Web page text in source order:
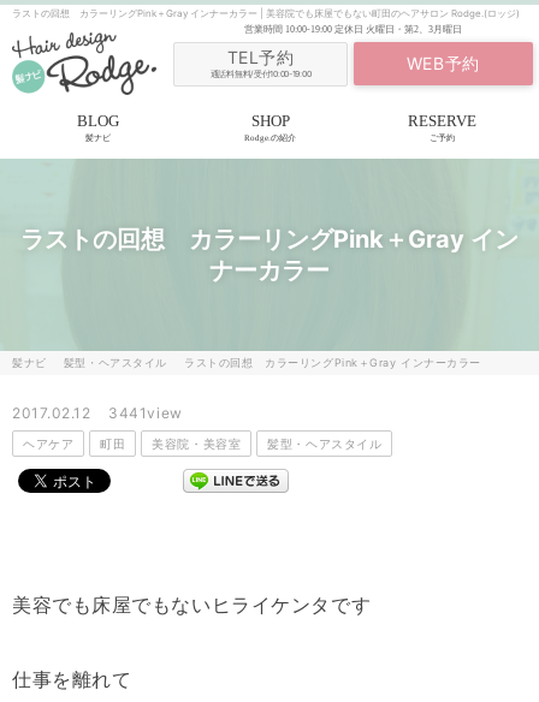
ラストの回想 カラーリングPink＋Gray インナーカラー | 美容院でも床屋でもない町田のヘアサロン Rodge.(ロッジ)
営業時間 10:00-19:00定休日 火曜日・第2、3月曜日
TEL予約
通話料無料/受付10:00-19:00
WEB予約
BLOG
髪ナビ
SHOP
Rodge.の紹介
RESERVE
ご予約
ラストの回想 カラーリングPink＋Gray イン
ナーカラー
髪ナビ 髪型・ヘアスタイル ラストの回想 カラーリングPink＋Gray インナーカラー
2017.02.12 3441view
ヘアケア 町田 美容院・美容室 髪型・ヘアスタイル
美容でも床屋でもないヒライケンタです
仕事を離れて